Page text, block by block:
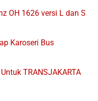
OH 1626 versi L dan S
Karoseri Bus
TRANSJAKARTA